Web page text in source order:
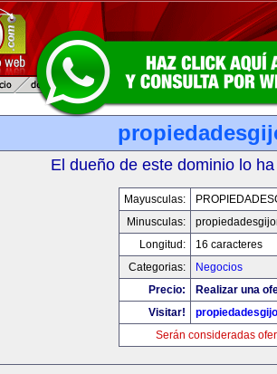
El dueño de este dominio lo
Mayusculas:
Minusculas:
Longitud:
16 caracteres
Categorias:
Negocios
Precio:
Realizar una
Visitar!
Serán consideradas